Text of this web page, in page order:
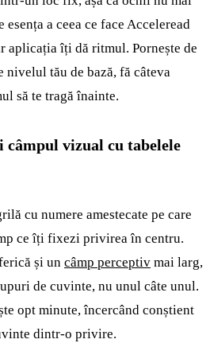
esența a ceea ce face Acceleread
îți dă ritmul. Pornește de
nivelul tău de bază, fă câteva
să te tragă înainte.
vizual cu tabelele
cu numere amestecate pe care
ce îți fixezi privirea în centru.
și un câmp perceptiv mai larg,
de cuvinte, nu unul câte unul.
opt minute, încercând conștient
dintr-o privire.